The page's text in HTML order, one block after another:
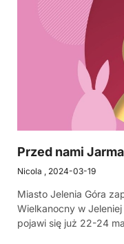
Przed nami
Nicola 2024-03-19
Miasto Jelenia Góra
Wielkanocny w
pojawi się już 22-24